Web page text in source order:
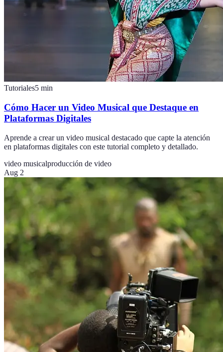
Tutoriales5 min
Cómo Hacer un Video Musical que Destaque en
Plataformas Digitales
Aprende a crear un video musical destacado que capte la atención
en plataformas digitales con este tutorial completo y detallado.
video musicalproducción de video
Aug 2